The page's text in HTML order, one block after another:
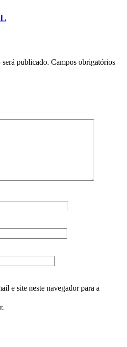
será publicado. Campos obrigatórios
e site neste navegador para a